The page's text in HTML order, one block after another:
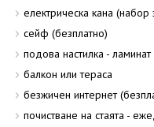
електрическа кана
сейф (безплатно)
подова настилка - ламинат
балкон или тераса
безжичен интернет
почистване на стаята -